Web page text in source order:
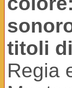
titoli
Regia